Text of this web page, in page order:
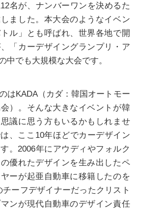
名が、ナンバーワンを決めるた
ました。本大会のようなイベン
ル」とも呼ばれ、世界各地で開
「カーデザイングランプリ・ア
中でも大規模な大会です。
はKADA（カダ：韓国オートモー
）。そんな大きなイベントが韓
議に思う方もいるかもしれませ
、ここ10年ほどでカーデザイン
。2006年にアウディやフォルク
優れたデザインを生み出したペ
ーが起亜自動車に移籍したのを
ーフデザイナーだったクリスト
ンが現代自動車のデザイン責任